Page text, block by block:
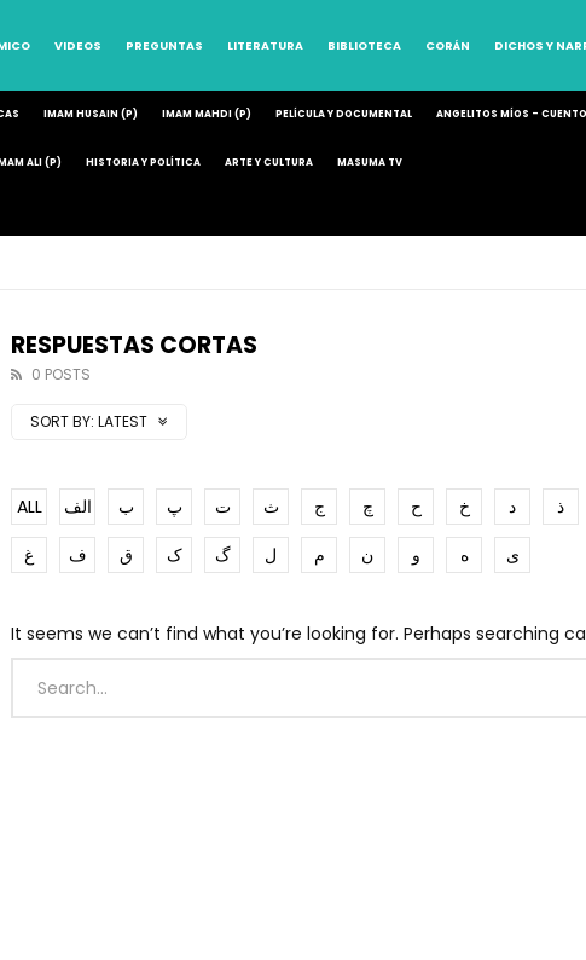
VIDEOS PREGUNTAS LITERATURA BIBLIOTECA CORÁN DICHOS Y
IMAM HUSAIN (P) IMAM MAHDI (P) PELÍCULA Y DOCUMENTAL ANGELITOS MÍOS –
ALI (P) HISTORIA Y POLÍTICA ARTE Y CULTURA MASUMA TV
RESPUESTAS CORTAS
0 POSTS
SORT BY: LATEST
ALL الف ب پ ت ث ج چ ح خ د ذ
غ
ف ق ک گ ل م ن و ه ی
It seems we can’t find what you’re looking for. Perhaps searching